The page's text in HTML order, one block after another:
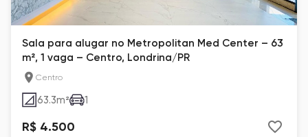
Sala para alugar no Metropolitan Med Center – 63
m², 1 vaga – Centro, Londrina/PR
Centro
63.3m² 1
R$ 4.500